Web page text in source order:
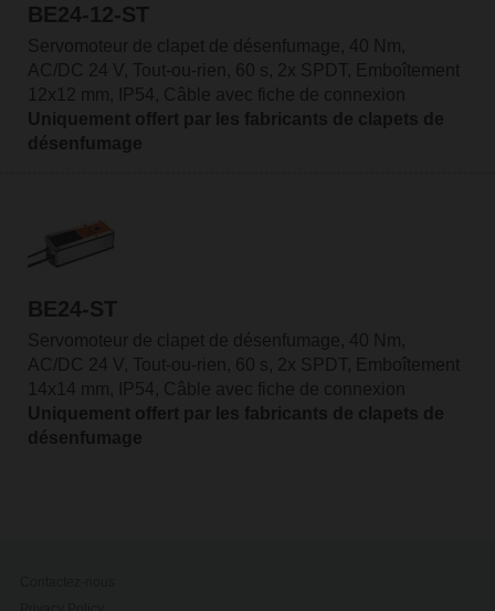
BE24-12-ST
Servomoteur de clapet de désenfumage, 40 Nm,
AC/DC 24 V, Tout-ou-rien, 60 s, 2x SPDT, Emboîtement
12x12 mm, IP54, Câble avec fiche de connexion
Uniquement offert par les fabricants de clapets de
désenfumage
BE24-ST
Servomoteur de clapet de désenfumage, 40 Nm,
AC/DC 24 V, Tout-ou-rien, 60 s, 2x SPDT, Emboîtement
14x14 mm, IP54, Câble avec fiche de connexion
Uniquement offert par les fabricants de clapets de
désenfumage